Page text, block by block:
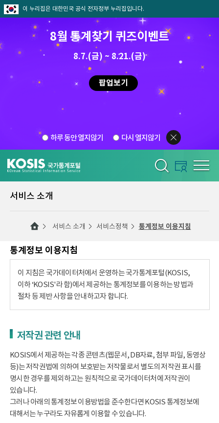
이 누리집은 대한민국 공식 전자정부 누리집입니다.
8월 통계찾기 퀴즈이벤트
8.7.(금) ~ 8.21.(금)
팝업보기
하루 동안 열지않기 다시 열지않기
서비스 소개
서비스 소개 서비스정책 통계정보 이용지침
통계정보 이용지침
이 지침은 국가데이터처에서 운영하는 국가통계포털(KOSIS,
이하 ‘KOSIS'라 함)에서 제공하는 통계정보를 이용하는 방법과
절차 등 제반 사항을 안내하고자 합니다.
저작권 관련 안내
KOSIS에서 제공하는 각종 콘텐츠(웹문서, DB자료, 첨부 파일, 동영상
등)는 저작권법에 의하여 보호받는 저작물로서 별도의 저작권 표시를
명시한 경우를 제외하고는 원칙적으로 국가데이터처에 저작권이
있습니다.
그러나 아래의 통계정보 이용방법을 준수한다면 KOSIS 통계정보에
대해서는 누구라도 자유롭게 이용할 수 있습니다.